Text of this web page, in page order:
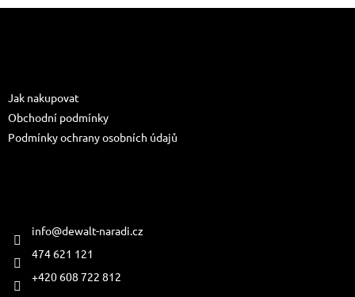
Jak nakupovat
Obchodní podmínky
Podmínky ochrany osobních údajů
info@dewalt-naradi.cz
474 621 121
+420 608 722 812